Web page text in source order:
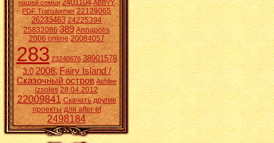
нашей семьи 2401104 ABBYY
PDF Transformer 22129065
26233463 24225394
25832086 389 Annapolis
2006 online 20084057
283 23240676 38901578
3:0 2008. Fairy Island /
Сказочный остров Ashlee
izsoles 28.04.2012
22009841 Скачать другие
проекты для after ef
2498184